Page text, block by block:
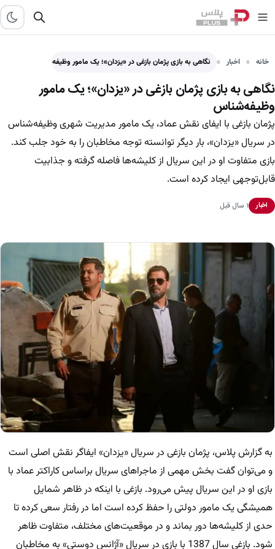
خانه اخبار نگاهی به بازی پژمان بازغی در «یزدان»؛ یک مامور وظیفه‌شناس
نگاهی به بازی پژمان بازغی در «یزدان»؛ یک مامور
وظیفه‌شناس
پژمان بازغی با ایفای نقش عماد، یک مامور مدیریت شهری وظیفه‌شناس
در سریال «یزدان»، بار دیگر توانسته توجه مخاطبان را به خود جلب کند.
بازی متفاوت او در این سریال از کلیشه‌ها فاصله گرفته و جذابیت
قابل‌توجهی ایجاد کرده است.
اخبار ۱ سال قبل
به گزارش پلاس، پژمان بازغی در سریال «یزدان» ایفاگر نقش اصلی است
و می‌توان گفت بخش مهمی از ماجراهای سریال براساس کاراکتر عماد با
بازی او در این سریال پیش می‌رود. بازغی با اینکه در ظاهر شمایل
همیشگی یک مامور دولتی را حفظ کرده است اما در رفتار سعی کرده تا
حدی از کلیشه‌ها دور بماند و در موقعیت‌های مختلف، متفاوت ظاهر
شود. بازغی سال 1387 با بازی در سریال «آژانس دوستی» به مخاطبان